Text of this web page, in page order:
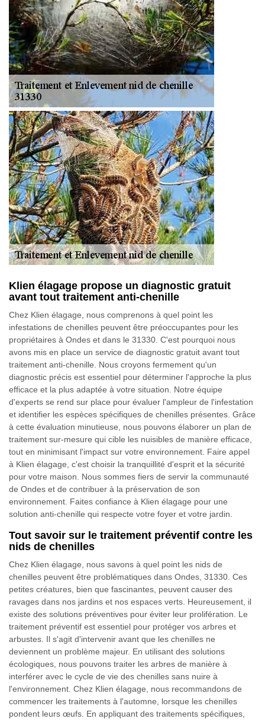
Klien élagage propose un diagnostic gratuit
avant tout traitement anti-chenille
Chez Klien élagage, nous comprenons à quel point les
infestations de chenilles peuvent être préoccupantes pour les
propriétaires à Ondes et dans le 31330. C'est pourquoi nous
avons mis en place un service de diagnostic gratuit avant tout
traitement anti-chenille. Nous croyons fermement qu'un
diagnostic précis est essentiel pour déterminer l'approche la plus
efficace et la plus adaptée à votre situation. Notre équipe
d'experts se rend sur place pour évaluer l'ampleur de l'infestation
et identifier les espèces spécifiques de chenilles présentes. Grâce
à cette évaluation minutieuse, nous pouvons élaborer un plan de
traitement sur-mesure qui cible les nuisibles de manière efficace,
tout en minimisant l'impact sur votre environnement. Faire appel
à Klien élagage, c'est choisir la tranquillité d'esprit et la sécurité
pour votre maison. Nous sommes fiers de servir la communauté
de Ondes et de contribuer à la préservation de son
environnement. Faites confiance à Klien élagage pour une
solution anti-chenille qui respecte votre foyer et votre jardin.
Tout savoir sur le traitement préventif contre les
nids de chenilles
Chez Klien élagage, nous savons à quel point les nids de
chenilles peuvent être problématiques dans Ondes, 31330. Ces
petites créatures, bien que fascinantes, peuvent causer des
ravages dans nos jardins et nos espaces verts. Heureusement, il
existe des solutions préventives pour éviter leur prolifération. Le
traitement préventif est essentiel pour protéger vos arbres et
arbustes. Il s'agit d'intervenir avant que les chenilles ne
deviennent un problème majeur. En utilisant des solutions
écologiques, nous pouvons traiter les arbres de manière à
interférer avec le cycle de vie des chenilles sans nuire à
l'environnement. Chez Klien élagage, nous recommandons de
commencer les traitements à l'automne, lorsque les chenilles
pondent leurs œufs. En appliquant des traitements spécifiques,